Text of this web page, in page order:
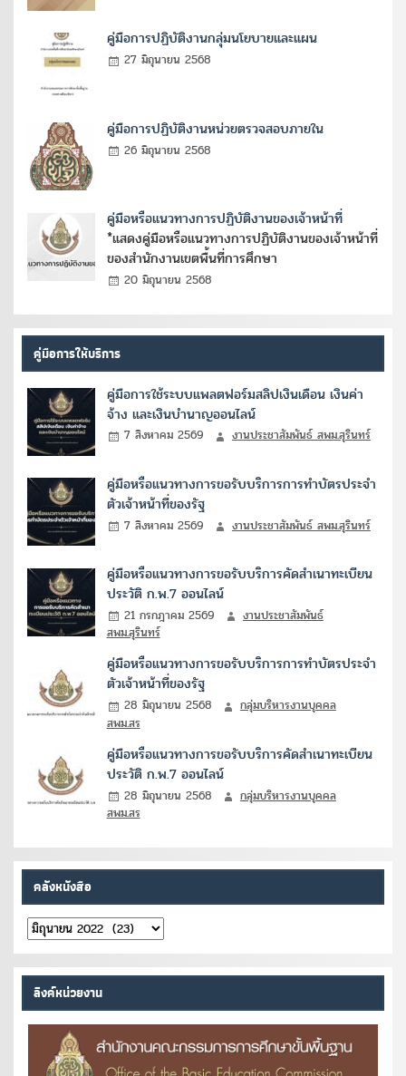
คู่มือการปฏิบัติงานกลุ่มนโยบายและแผน
27 มิถุนายน 2568
คู่มือการปฏิบัติงานหน่วยตรวจสอบภายใน
26 มิถุนายน 2568
คู่มือหรือแนวทางการปฏิบัติงานของเจ้าหน้าที่
*แสดงคู่มือหรือแนวทางการปฏิบัติงานของเจ้าหน้าที่
ของสำนักงานเขตพื้นที่การศึกษา
20 มิถุนายน 2568
คู่มือการให้บริการ
คู่มือการใช้ระบบแพลตฟอร์มสลิปเงินเดือน เงินค่า
จ้าง และเงินบำนาญออนไลน์
7 สิงหาคม 2569 งานประชาสัมพันธ์ สพม.สุรินทร์
คู่มือหรือแนวทางการขอรับบริการการทำบัตรประจำ
ตัวเจ้าหน้าที่ของรัฐ
7 สิงหาคม 2569 งานประชาสัมพันธ์ สพม.สุรินทร์
คู่มือหรือแนวทางการขอรับบริการคัดสำเนาทะเบียน
ประวัติ ก.พ.7 ออนไลน์
21 กรกฎาคม 2569
งานประชาสัมพันธ์
สพม.สุรินทร์
คู่มือหรือแนวทางการขอรับบริการการทำบัตรประจำ
ตัวเจ้าหน้าที่ของรัฐ
28 มิถุนายน 2568
กลุ่มบริหารงานบุคคล
สพม.สร
คู่มือหรือแนวทางการขอรับบริการคัดสำเนาทะเบียน
ประวัติ ก.พ.7 ออนไลน์
28 มิถุนายน 2568
กลุ่มบริหารงานบุคคล
สพม.สร
คลังหนังสือ
คลัง
หนังสือ
ลิงค์หน่วยงาน